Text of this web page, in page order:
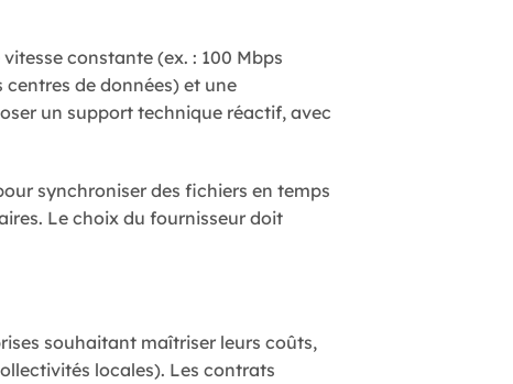
constante (ex. : 100 Mbps
de données) et une
un support technique réactif, avec
synchroniser des fichiers en temps
Le choix du fournisseur doit
souhaitant maîtriser leurs coûts,
locales). Les contrats